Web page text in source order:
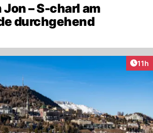
Jon – S-charl am
durchgehend
11h